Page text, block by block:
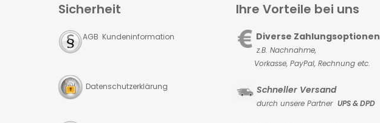
Sicherheit
AGB Kundeninformation
Datenschutzerklärung
Ihre Vorteile bei uns
Diverse Zahlungsoptionen
z.B. Nachnahme,
Vorkasse, PayPal, Rechnung etc.
Schneller Versand
durch unsere Partner UPS & DPD